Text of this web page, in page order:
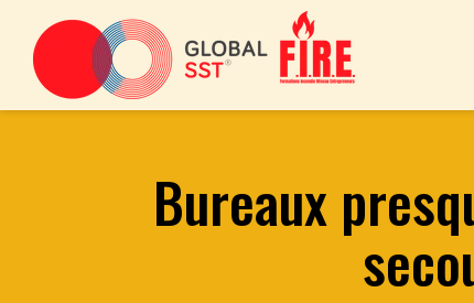
Bureaux